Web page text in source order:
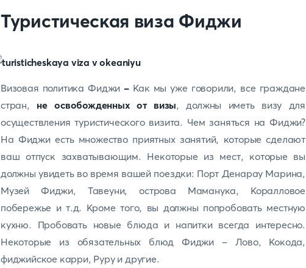
Туристическая виза Фиджи
Визовая политика Фиджи - Как мы уже говорили, все граждане
стран, не освобожденных от визы, должны иметь визу для
осуществления туристического визита. Чем заняться на Фиджи?
На Фиджи есть множество приятных занятий, которые сделают
ваш отпуск захватывающим. Некоторые из мест, которые вы
должны увидеть во время вашей поездки: Порт Денарау Марина,
Музей Фиджи, Тавеуни, острова Маманука, Коралловое
побережье и т.д. Кроме того, вы должны попробовать местную
кухню. Пробовать новые блюда и напитки всегда интересно.
Некоторые из обязательных блюд Фиджи - Лово, Кокода,
фиджийское карри, Руру и другие.